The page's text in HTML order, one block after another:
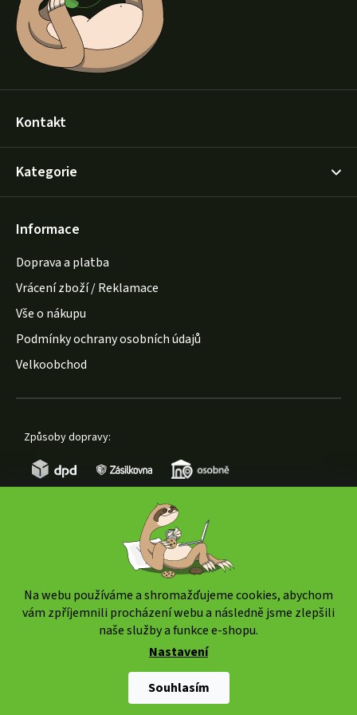
Na webu používáme a shromažďujeme cookies, abychom
vám zpříjemnili procházení webu a následně jsme zlepšili
naše služby a funkce e-shopu.
Nastavení
Souhlasím
Kontakt
Kategorie
Informace
Doprava a platba
Vrácení zboží / Reklamace
Vše o nákupu
Podmínky ochrany osobních údajů
Velkoobchod
Způsoby dopravy:
www.weedshop.cz
vyhrazena.
Upravit nastavení cookies